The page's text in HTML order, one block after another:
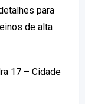
para
de alta
17 – Cidade